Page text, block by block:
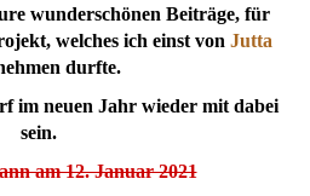
wunderschönen Beiträge, für
welches ich einst von Jutta
durfte.
im neuen Jahr wieder mit dabei
sein.
am 12. Januar 2021